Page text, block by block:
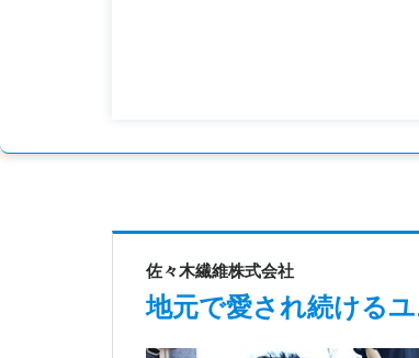
佐々木繊維株式会社
地元で愛され続ける